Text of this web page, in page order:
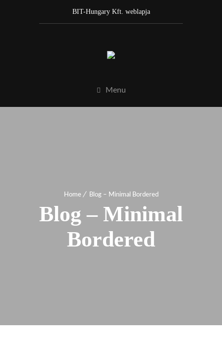
BIT-Hungary Kft. weblapja
Menu
Home Blog – Minimal Bordered
Blog – Minimal
Bordered